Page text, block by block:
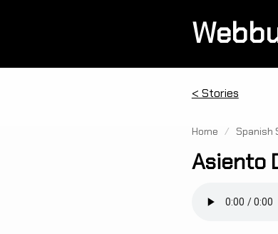
< Stories
Home / Spanish
Asiento